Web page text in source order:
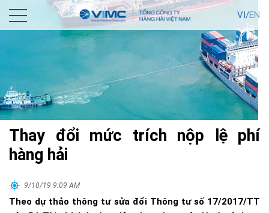
VI/EN
Thay đổi mức trích nộp lệ phí
hàng hải
9/10/19 9:09 AM
Theo dự thảo thông tư sửa đổi Thông tư số 17/2017/TT